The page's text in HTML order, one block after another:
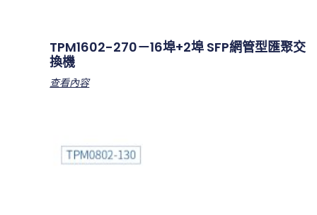
TPM1602-270－16埠+2埠 SFP網管型匯聚交
換機
查看內容